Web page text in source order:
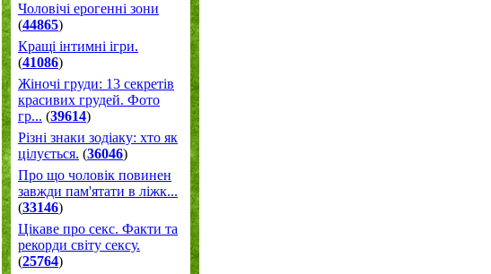
Чоловічі ерогенні зони
(44865)
Кращі інтимні ігри.
(41086)
Жіночі груди: 13 секретів
красивих грудей. Фото
гр... (39614)
Різні знаки зодіаку: хто як
цілується. (36046)
Про що чоловік повинен
завжди пам'ятати в ліжк...
(33146)
Цікаве про секс. Факти та
рекорди світу сексу.
(25764)